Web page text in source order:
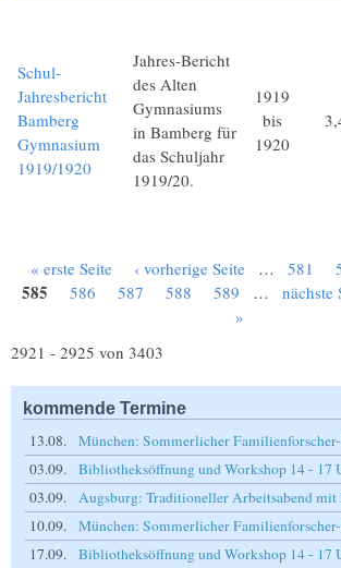
Schul-
Jahresbericht
Bamberg
Gymnasium
1919/1920
Jahres-Bericht
des Alten
Gymnasiums
in Bamberg für
das Schuljahr
1919/20.
1919
bis
1920
Seiten
« erste Seite ‹ vorherige Seite … 581
585 586 587 588 589 … nächste
»
2921 - 2925 von 3403
kommende Termine
13.08.
München: Sommerlicher
03.09.
Bibliotheksöffnung und Workshop 14 - 17
03.09.
Augsburg: Traditioneller Arbeitsabend mit
10.09.
München: Sommerlicher
17.09.
Bibliotheksöffnung und Workshop 14 - 17